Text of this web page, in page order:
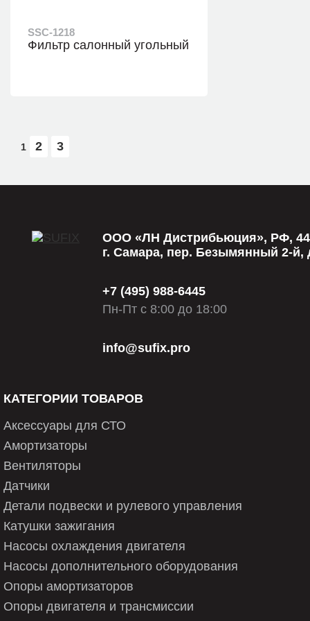
SSC-1218
Фильтр салонный угольный
1 2 3
ООО «ЛН Дистрибьюция», РФ,
г. Самара, пер. Безымянный 2-й,
+7 (495) 988-6445
Пн-Пт с 8:00 до 18:00
info@sufix.pro
КАТЕГОРИИ ТОВАРОВ
Аксессуары для СТО
Амортизаторы
Вентиляторы
Датчики
Детали подвески и рулевого управления
Катушки зажигания
Насосы охлаждения двигателя
Насосы дополнительного оборудования
Опоры амортизаторов
Опоры двигателя и трансмиссии